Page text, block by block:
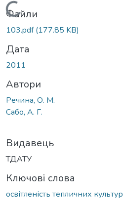
Вантажиться...
Файли
103.pdf(177.85 KB)
Дата
2011
Автори
Речина, О. М.
Сабо, А. Г.
Видавець
ТДАТУ
Ключові слова
освітленість тепличних культур